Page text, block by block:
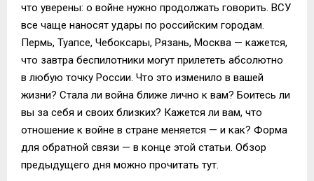
что уверены: о войне нужно продолжать говорить. ВСУ
все чаще наносят удары по российским городам.
Пермь, Туапсе, Чебоксары, Рязань, Москва — кажется,
что завтра беспилотники могут прилететь абсолютно
в любую точку России. Что это изменило в вашей
жизни? Стала ли война ближе лично к вам? Боитесь ли
вы за себя и своих близких? Кажется ли вам, что
отношение к войне в стране меняется — и как? Форма
для обратной связи — в конце этой статьи. Обзор
предыдущего дня можно прочитать тут.